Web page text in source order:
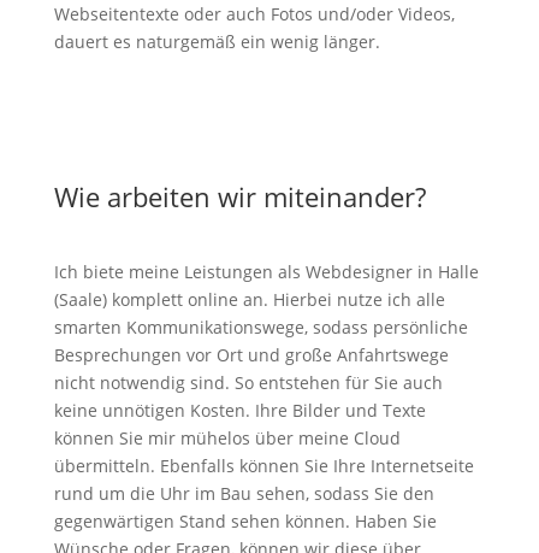
Webseitentexte oder auch Fotos und/oder Videos,
dauert es naturgemäß ein wenig länger.
Wie arbeiten wir miteinander?
Ich biete meine Leistungen als Webdesigner in Halle
(Saale) komplett online an. Hierbei nutze ich alle
smarten Kommunikationswege, sodass persönliche
Besprechungen vor Ort und große Anfahrtswege
nicht notwendig sind. So entstehen für Sie auch
keine unnötigen Kosten. Ihre Bilder und Texte
können Sie mir mühelos über meine Cloud
übermitteln. Ebenfalls können Sie Ihre Internetseite
rund um die Uhr im Bau sehen, sodass Sie den
gegenwärtigen Stand sehen können. Haben Sie